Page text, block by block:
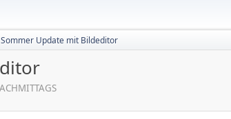
Sommer Update mit Bildeditor